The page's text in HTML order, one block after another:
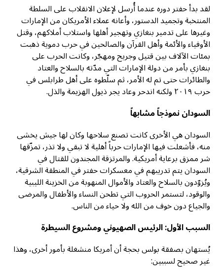
لقد بدأ حفتر دوره عندما أُرسل لإعلان الانقلاب على السلطة
المنتخبة وتجميد الدستور، وأعانه عملاء الأمريكان من الإمارات
وغيرها على تدمير بنغازي وتهجير أهلها واستلاب أملاكهم، وقتل
الأوفياء والأئمة وأهل القرآن والصالحين في حرب دموية ذهبت
بمئات الآلاف بين قتيل وجريح ومهجّر، وكانت الحرب على
بنغازي بأمر من دولة الإمارات التي مدّته بالسلاح والعتاد
والطائرات حتى تم له الأمر، ثم سلّطوه على أهل طرابلس في
حرب ٢٠١٩ ولكنه اندحر وعاد يجر ذيول الهزيمة والذل.
السودان نموذجاً مشابهاً
السودان هي الأخرى كانت تصنع سلاحها وكان لها جيش يخشى
منه، فأشعلت فيها الإمارات حرباً أهلية لا تبقي ولا تذر، تمزّقها
شر ممزق برعاية أمريكية. والمرتزقة المجندون للقتال في
السودان يتم تدريبهم في معسكرات حفتر في المنطقة الشرقية،
ويُزوّدون بالسلاح والعتاد والأموال المنهوبة من الخزينة الليبية
والوقود، لتستمر الحروب التي تطحن النساء والأطفال والمرضى
والجياع دون خوف من الله ولا حياء من الناس.
السبب الأول: الرئيس الصهيوني ومشروع السيطرة
يُستهان بصفقة بولس بحجة أن أمريكا منشغلة بأمور أخرى، وهذا
غير صحيح لسببين: